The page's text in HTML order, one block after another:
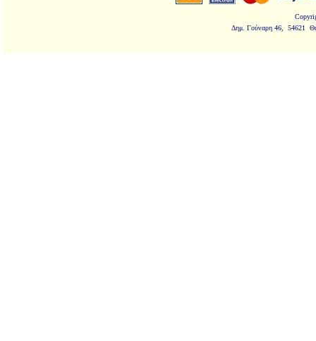
Δημ. Γούναρη 46, 54621